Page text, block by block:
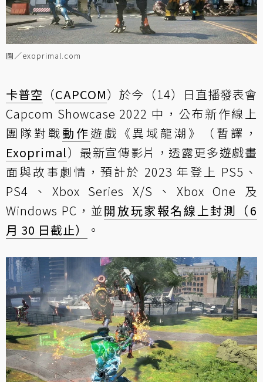
圖／exoprimal.com
卡普空 （CAPCOM）於今（14）日直播發表會
Capcom Showcase 2022 中，公布新作線上
團隊對戰動作遊戲《異域龍潮》（暫譯，
Exoprimal）最新宣傳影片，透露更多遊戲畫
面與故事劇情，預計於 2023 年登上 PS5、
PS4、Xbox Series X/S、Xbox One 及
Windows PC，並開放玩家報名線上封測（6
月 30 日截止）
。